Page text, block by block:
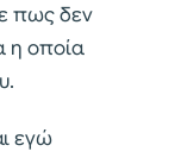
πως δεν
η οποία
εγώ